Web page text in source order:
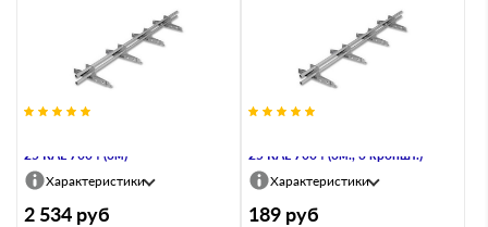
25 RAL 7004 (3м)
Характеристики
2 534 руб
25 RAL 7004 (3м., 3 кроншт.)
Характеристики
189 руб